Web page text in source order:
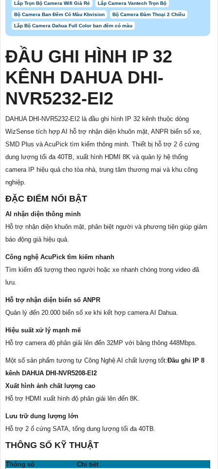
Lắp Trọn Bộ Camera Wifi Giá Rẻ Lắp Camera Vantech Trọn Bộ
Bộ Camera Ban Đêm Có Màu Kbvision Bộ Camera Đàm Thoại 2 Chiều
Lắp Bộ Camera Dahua Full Color ban đêm có màu
ĐẦU GHI HÌNH IP 32
KÊNH DAHUA DHI-
NVR5232-EI2
DAHUA DHI-NVR5232-EI2 là đầu ghi hình IP 32 kênh thuộc dòng
WizSense tích hợp AI hỗ trợ nhận diện khuôn mặt, ANPR biển số xe,
SMD Plus và AcuPick tìm kiếm thông minh. Thiết bị hỗ trợ 2 ổ cứng
dung lượng tối đa 40TB, xuất hình HDMI 8K và quản lý hệ thống
camera IP hiệu quả cho tòa nhà, trung tâm thương mại và khu công
nghiệp.
ĐẶC ĐIỂM NỔI BẬT
AI nhận diện thông minh
Hỗ trợ nhận diện khuôn mặt, phân biệt người và phương tiện giúp giảm
báo động giả hiệu quả.
Công nghệ AcuPick tìm kiếm nhanh
Tìm kiếm đối tượng theo người hoặc xe nhanh chóng trong video đã
lưu.
Hỗ trợ nhận diện biển số ANPR
Quản lý đến 20.000 biển số xe khi kết hợp camera AI Dahua.
Hiệu suất xử lý mạnh mẽ
Hỗ trợ camera độ phân giải lên đến 32MP với băng thông 448Mbps.
Một số sản phẩm tương tự Công Nghệ AI chất lượng tốt:Đầu ghi IP 8
kênh DAHUA DHI-NVR5208-EI2
Xuất hình ảnh chất lượng cao
Hỗ trợ HDMI xuất hình độ phân giải lên đến 8K.
Lưu trữ dung lượng lớn
Hỗ trợ 2 ổ cứng SATA, tổng dung lượng tối đa 40TB.
THÔNG SỐ KỸ THUẬT
Thông số Chi tiết